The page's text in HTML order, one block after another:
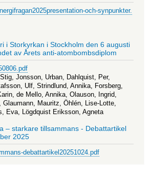
och-synpunkter.
i Storkyrkan i Stockholm den 6 augusti
av Årets anti-atombombsdiplom
Jonsson, Urban, Dahlquist, Per,
Ulf, Strindlund, Annika, Forsberg,
de Mello, Annika, Olauson, Ingrid,
Glaumann, Mauritz, Öhlén, Lise-Lotte,
Eva, Lögdquist Eriksson, Agneta
– starkare tillsammans - Debattartikel
2025
debattartikel20251024.pdf